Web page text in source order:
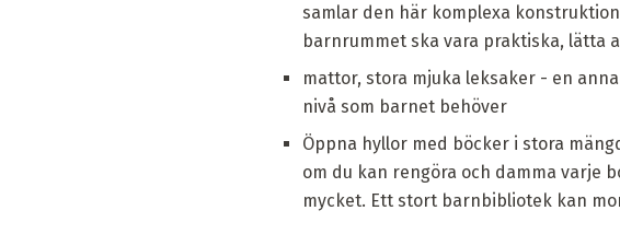
samlar den här komplexa
barnrummet ska vara praktiska, lätta
mattor, stora mjuka leksaker - en
nivå som barnet behöver
Öppna hyllor med böcker i stora
om du kan rengöra och damma varje
mycket. Ett stort barnbibliotek kan